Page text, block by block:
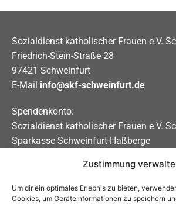
Zustimmung
Um dir ein optimales Erlebnis zu bieten,
Cookies, um Geräteinformationen zu speichern
Sozialdienst katholischer Frauen e.V.
Friedrich-Stein-Straße 28
97421 Schweinfurt
E-Mail info@skf-schweinfurt.de
Spendenkonto:
Sozialdienst katholischer Frauen e.V.
Sparkasse Schweinfurt-Haßberge
IBAN DE31 7935 0101 0000 0208 83